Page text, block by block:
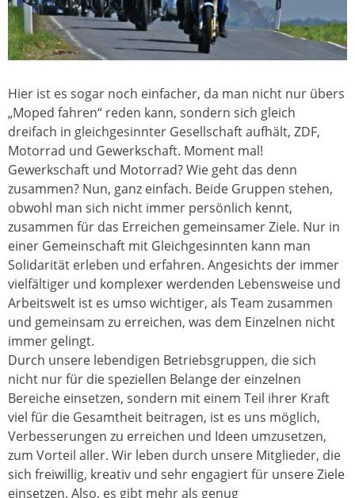
Hier ist es sogar noch einfacher, da man nicht nur übers
„Moped fahren“ reden kann, sondern sich gleich
dreifach in gleichgesinnter Gesellschaft aufhält, ZDF,
Motorrad und Gewerkschaft. Moment mal!
Gewerkschaft und Motorrad? Wie geht das denn
zusammen? Nun, ganz einfach. Beide Gruppen stehen,
obwohl man sich nicht immer persönlich kennt,
zusammen für das Erreichen gemeinsamer Ziele. Nur in
einer Gemeinschaft mit Gleichgesinnten kann man
Solidarität erleben und erfahren. Angesichts der immer
vielfältiger und komplexer werdenden Lebensweise und
Arbeitswelt ist es umso wichtiger, als Team zusammen
und gemeinsam zu erreichen, was dem Einzelnen nicht
immer gelingt.
Durch unsere lebendigen Betriebsgruppen, die sich
nicht nur für die speziellen Belange der einzelnen
Bereiche einsetzen, sondern mit einem Teil ihrer Kraft
viel für die Gesamtheit beitragen, ist es uns möglich,
Verbesserungen zu erreichen und Ideen umzusetzen,
zum Vorteil aller. Wir leben durch unsere Mitglieder, die
sich freiwillig, kreativ und sehr engagiert für unsere Ziele
einsetzen. Also, es gibt mehr als genug